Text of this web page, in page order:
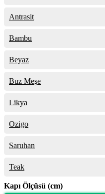
Antrasit
Bambu
Beyaz
Buz Meşe
Likya
Ozigo
Saruhan
Teak
Kapı Ölçüsü (cm)